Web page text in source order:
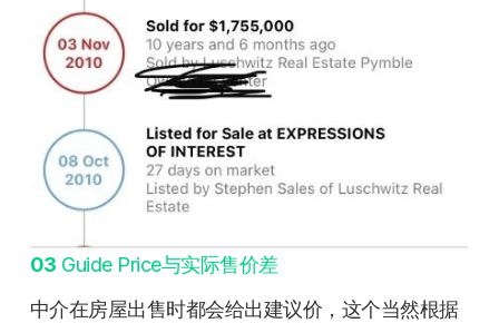
03 Guide Price与实际售价差
中介在房屋出售时都会给出建议价，这个当然根据